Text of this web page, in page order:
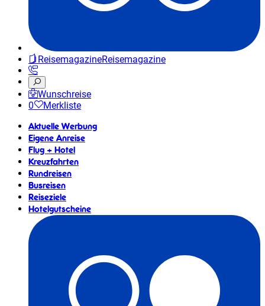
ReisemagazineReisemagazine
Wunschreise
0
Merkliste
Aktuelle Werbung
Eigene Anreise
Flug + Hotel
Kreuzfahrten
Rundreisen
Busreisen
Reiseziele
Hotelgutscheine